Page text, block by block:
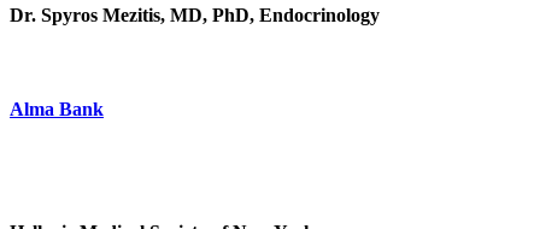
Dr. Spyros Mezitis, MD, PhD, Endocrinology
Alma Bank